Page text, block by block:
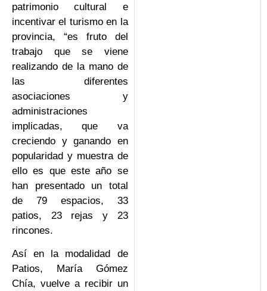
patrimonio cultural e
incentivar el turismo en la
provincia, “es fruto del
trabajo que se viene
realizando de la mano de
las diferentes
asociaciones y
administraciones
implicadas, que va
creciendo y ganando en
popularidad y muestra de
ello es que este año se
han presentado un total
de 79 espacios, 33
patios, 23 rejas y 23
rincones.
Así en la modalidad de
Patios, María Gómez
Chía, vuelve a recibir un